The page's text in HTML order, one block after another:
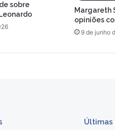
sobre
Margareth
opiniões
9 de junho